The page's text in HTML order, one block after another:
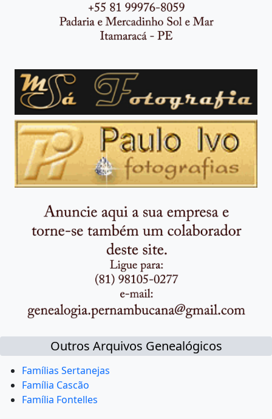
Outros Arquivos Genealógicos
Famílias Sertanejas
Família Cascão
Família Fontelles